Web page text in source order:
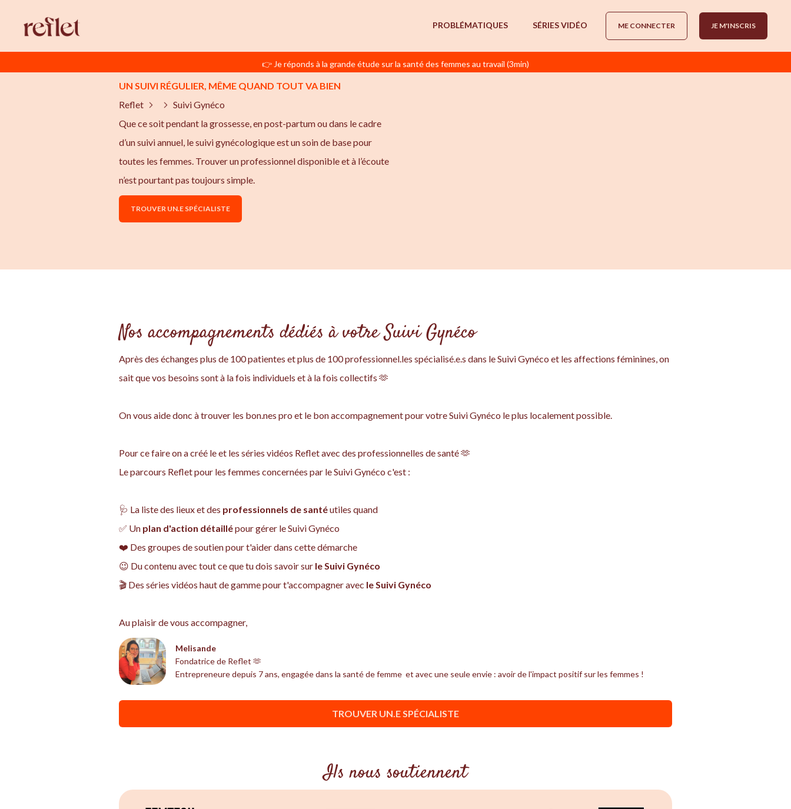
PROBLÉMATIQUES SÉRIES VIDÉO ME CONNECTER JE M'INSCRIS
👉 Je réponds à la grande étude sur la santé des femmes au travail (3min)
UN SUIVI RÉGULIER, MÊME QUAND TOUT VA BIEN
Reflet
Suivi Gynéco
Que ce soit pendant la grossesse, en post-partum ou dans le cadre
d’un suivi annuel, le suivi gynécologique est un soin de base pour
toutes les femmes. Trouver un professionnel disponible et à l’écoute
n’est pourtant pas toujours simple.
TROUVER UN.E SPÉCIALISTE
Nos accompagnements dédiés à votre Suivi Gynéco
Après des échanges plus de 100 patientes et plus de 100 professionnel.les spécialisé.e.s dans le Suivi Gynéco et les affections féminines, on
sait que vos besoins sont à la fois individuels et à la fois collectifs 🫶
On vous aide donc à trouver les bon.nes pro et le bon accompagnement pour votre Suivi Gynéco le plus localement possible.
Pour ce faire on a créé le et les séries vidéos Reflet avec des professionnelles de santé 🫶
Le parcours Reflet pour les femmes concernées par le Suivi Gynéco c'est :‍
🩺 La liste des lieux et des professionnels de santéutiles quand
✅ Un plan d'action détaillépour gérer le Suivi Gynéco
❤️ Des groupes de soutien pour t'aider dans cette démarche
😉 Du contenu avec tout ce que tu dois savoir sur le Suivi Gynéco
🎬 Des séries vidéos haut de gamme pour t'accompagner avec le Suivi Gynéco
Au plaisir de vous accompagner,
Melisande
Fondatrice de Reflet 🫶
Entrepreneure depuis 7 ans, engagée dans la santé de femme et avec une seule envie : avoir de l'impact positif sur les femmes !
TROUVER UN.E SPÉCIALISTE
Ils nous soutiennent